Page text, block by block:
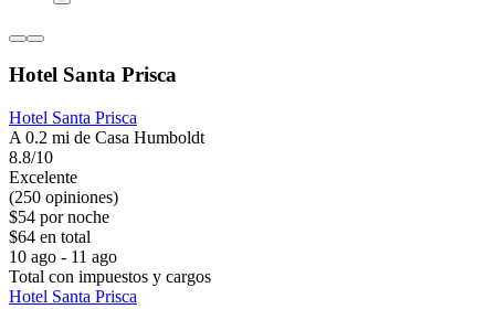
Hotel Santa Prisca
Hotel Santa Prisca
A 0.2 mi de Casa Humboldt
8.8/10
Excelente
(250 opiniones)
$54 por noche
$64 en total
10 ago - 11 ago
Total con impuestos y cargos
Hotel Santa Prisca